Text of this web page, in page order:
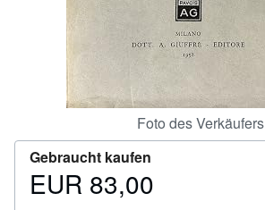
Foto des Verkäufers
Gebraucht kaufen
Preis
EUR 83,00